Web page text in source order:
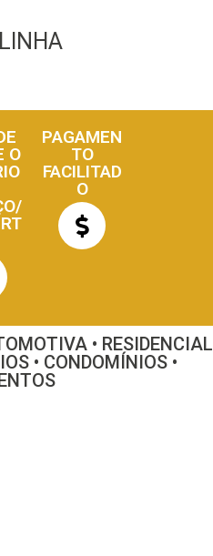
O
PAGAMEN
TO
FACILITAD
O
• RESIDENCIAL
• CONDOMÍNIOS •